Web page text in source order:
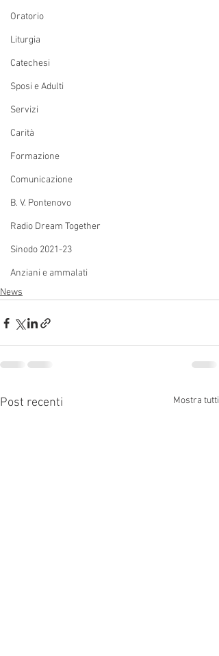
Oratorio
Liturgia
Catechesi
Sposi e Adulti
Servizi
Carità
Formazione
Comunicazione
B. V. Pontenovo
Radio Dream Together
Sinodo 2021-23
Anziani e ammalati
News
Post recenti Mostra tutti